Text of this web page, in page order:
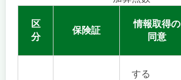
区
分
保険証
情報取得の
同意
する